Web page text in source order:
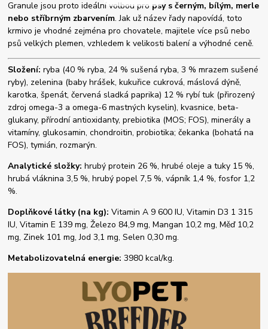
Granule jsou proto ideální volbou pro psy s černým, bílým, merle
nebo stříbrným zbarvením. Jak už název řady napovídá, toto
krmivo je vhodné zejména pro chovatele, majitele více psů nebo
psů velkých plemen, vzhledem k velikosti balení a výhodné ceně.
Složení:ryba (40 % ryba, 24 % sušená ryba, 3 % mrazem sušené
ryby), zelenina (baby hrášek, kukuřice cukrová, máslová dýně,
karotka, špenát, červená sladká paprika) 12 % rybí tuk (přirozený
zdroj omega-3 a omega-6 mastných kyselin), kvasnice, beta-
glukany, přírodní antioxidanty, prebiotika (MOS; FOS), minerály a
vitamíny, glukosamin, chondroitin, probiotika; čekanka (bohatá na
FOS), tymián, rozmarýn.
Analytické složky: hrubý protein 26 %, hrubé oleje a tuky 15 %,
hrubá vláknina 3,5 %, hrubý popel 7,5 %, vápník 1,4 %, fosfor 1,2
%.
Doplňkové látky (na kg):Vitamin A 9 600 IU, Vitamin D3 1 315
IU, Vitamin E 139 mg, Železo 84,9 mg, Mangan 10,2 mg, Měď 10,2
mg, Zinek 101 mg, Jod 3,1 mg, Selen 0,30 mg.
Metabolizovatelná energie: 3980 kcal/kg.